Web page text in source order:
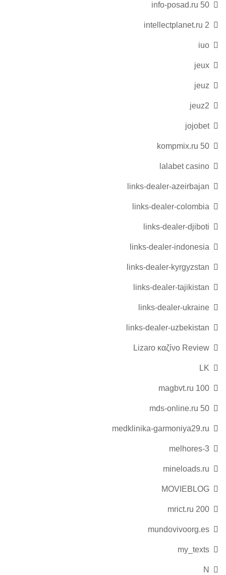
info-posad.ru 50
intellectplanet.ru 2
iuo
jeux
jeuz
jeuz2
jojobet
kompmix.ru 50
lalabet casino
links-dealer-azeirbajan
links-dealer-colombia
links-dealer-djiboti
links-dealer-indonesia
links-dealer-kyrgyzstan
links-dealer-tajikistan
links-dealer-ukraine
links-dealer-uzbekistan
Lizaro καζίνο Review
LK
magbvt.ru 100
mds-online.ru 50
medklinika-garmoniya29.ru
melhores-3
mineloads.ru
MOVIEBLOG
mrict.ru 200
mundovivoorg.es
my_texts
N